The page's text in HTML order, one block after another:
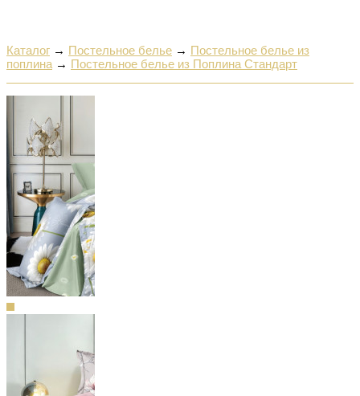
Каталог → Постельное белье → Постельное белье из
поплина → Постельное белье из Поплина Стандарт